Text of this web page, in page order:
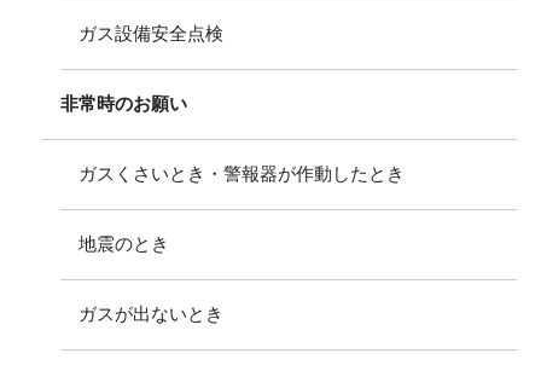
ガス設備安全点検
非常時のお願い
ガスくさいとき・警報器が作動したとき
地震のとき
ガスが出ないとき